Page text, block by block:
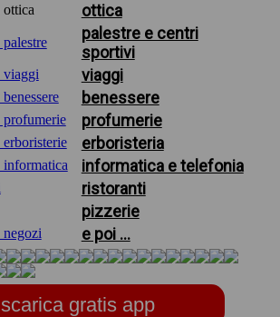
ottica
palestre e centri
sportivi
viaggi
benessere
profumerie
erboristeria
informatica e telefonia
ristoranti
pizzerie
e poi ...
scarica gratis app